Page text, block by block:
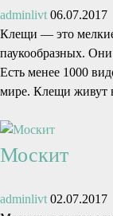
adminlivt 06.07.2017
Клещи — это
паукообразных.
Есть менее 1000
мире. Клещи живут
Москит
adminlivt 02.07.2017